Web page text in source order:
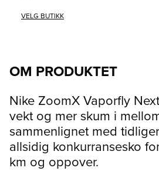
VELG BUTIKK
OM PRODUKTET
Nike ZoomX Vaporfly
vekt og mer skum i
sammenlignet med
allsidig konkurransesko
km og oppover.